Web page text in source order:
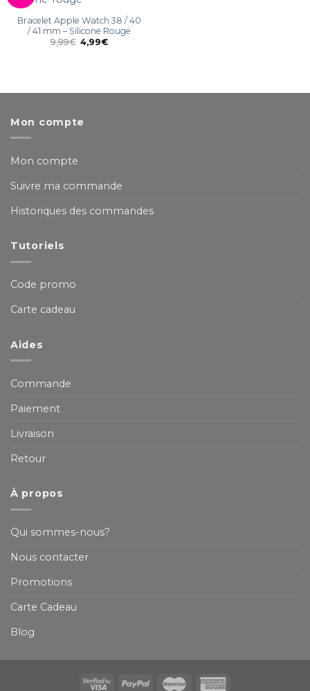
Bracelet Apple Watch 38 / 40
/ 41 mm – Silicone Rouge
9,99€ 4,99€
Mon compte
Mon compte
Suivre ma commande
Historiques des commandes
Tutoriels
Code promo
Carte cadeau
Aides
Commande
Paiement
Livraison
Retour
À propos
Qui sommes-nous?
Nous contacter
Promotions
Carte Cadeau
Blog